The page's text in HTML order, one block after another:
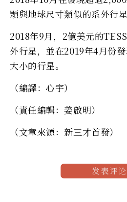
顆與地球尺寸類似的系外行星
2018年9月，2億美元的
外行星，並在2019年4月份
大小的行星。
（編譯：心宇）
（責任編輯：姜啟明）
（文章來源：新三才首發）
发表评论